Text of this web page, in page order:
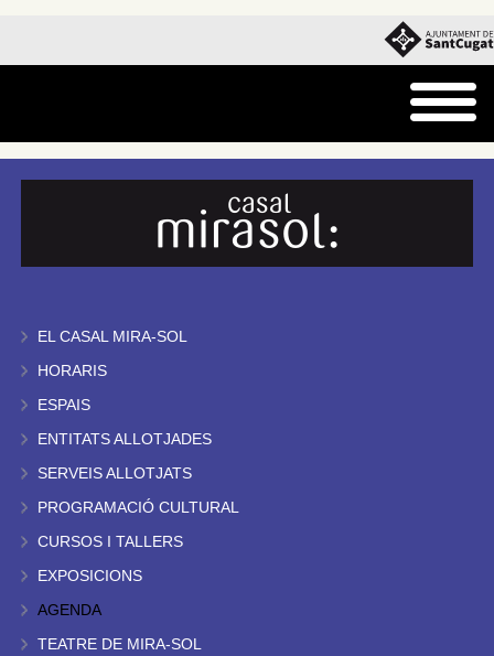
EL CASAL MIRA-SOL
HORARIS
ESPAIS
ENTITATS ALLOTJADES
SERVEIS ALLOTJATS
PROGRAMACIÓ CULTURAL
CURSOS I TALLERS
EXPOSICIONS
AGENDA
TEATRE DE MIRA-SOL